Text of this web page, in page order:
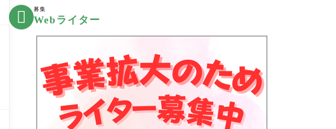
 募集
Webライター